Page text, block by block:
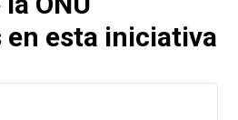
esta iniciativa